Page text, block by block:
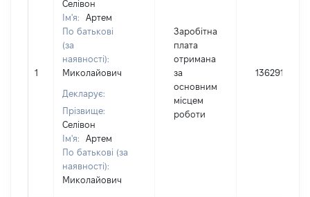
1
Селівон
Ім'я:
Артем
По батькові
(за
наявності):
Миколайович
Декларує:
Прізвище:
Селівон
Ім'я:
Артем
По батькові (за
наявності):
Миколайович
Заробітна
плата
отримана
за
основним
місцем
роботи
136291